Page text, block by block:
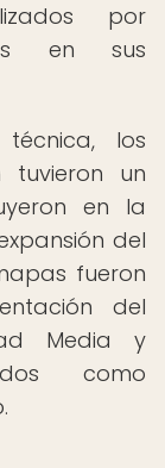
por
en sus
los
tuvieron un
en la
del
fueron
del
Media y
como